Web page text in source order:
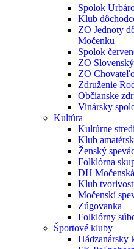
Spolok
Klub
ZO Jednoty
Močenku
Spolok
ZO
ZO
Združenie
Občianske
Vinársky
Kultúra
Kultúrne
Klub
Ženský
Folklórna
DH
Klub
Močenskí
Zúgovanka
Folklórny
Športové kluby
Hádzanársky